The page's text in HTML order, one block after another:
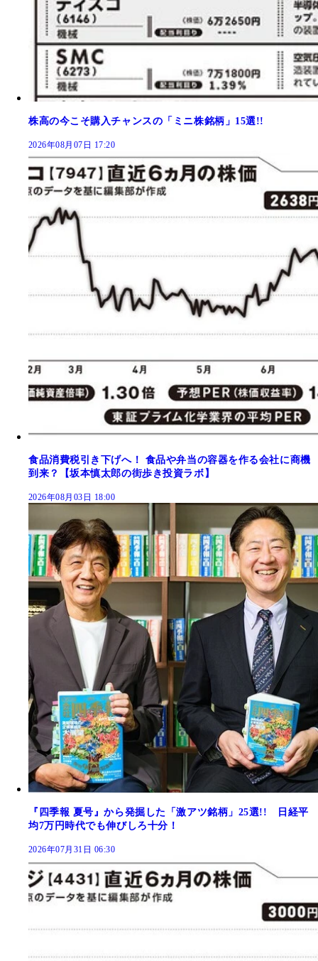
株高の今こそ購入チャンスの「ミニ株銘柄」15選!!
2026年08月07日 17:20
食品消費税引き下げへ！ 食品や弁当の容器を作る会社に商機
到来？【坂本慎太郎の街歩き投資ラボ】
2026年08月03日 18:00
『四季報 夏号』から発掘した「激アツ銘柄」25選!! 日経平
均7万円時代でも伸びしろ十分！
2026年07月31日 06:30